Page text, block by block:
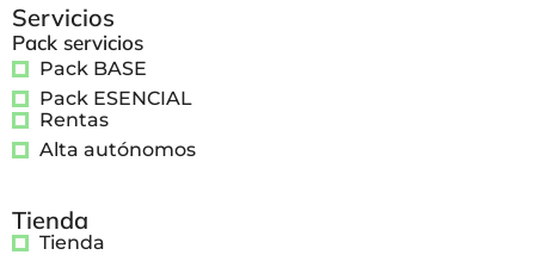
Servicios
Pack servicios
Pack BASE
Pack ESENCIAL
Rentas
Alta autónomos
Tienda
Tienda